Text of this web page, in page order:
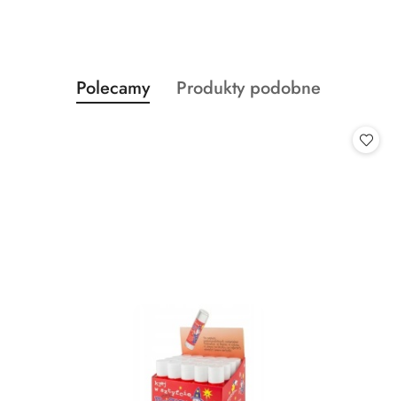
Pomiń karuzelę produktów
Produkty
o
Polecamy
Produkty
Produkty podobne